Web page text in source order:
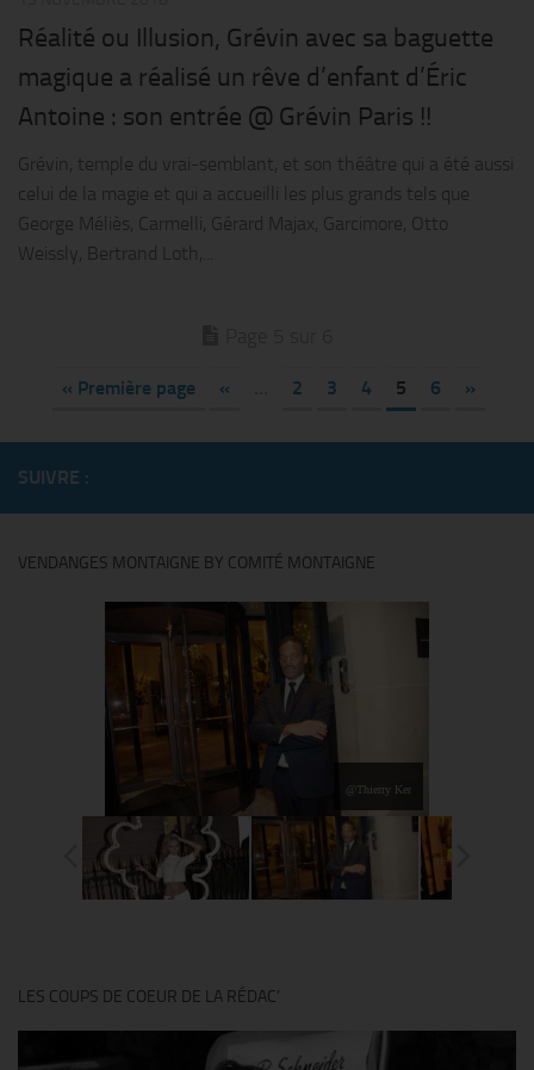
Réalité ou Illusion, Grévin avec sa baguette
magique a réalisé un rêve d’enfant d’Éric
Antoine : son entrée @ Grévin Paris !!
Grévin, temple du vrai-semblant, et son théâtre qui a été aussi
celui de la magie et qui a accueilli les plus grands tels que
George Méliès, Carmelli, Gérard Majax, Garcimore, Otto
Weissly, Bertrand Loth,...
« Première page « 2 3 4 5 6 »
SUIVRE :
VENDANGES MONTAIGNE BY COMITÉ MONTAIGNE
@Thierry Ker
LES COUPS DE COEUR DE LA RÉDAC’